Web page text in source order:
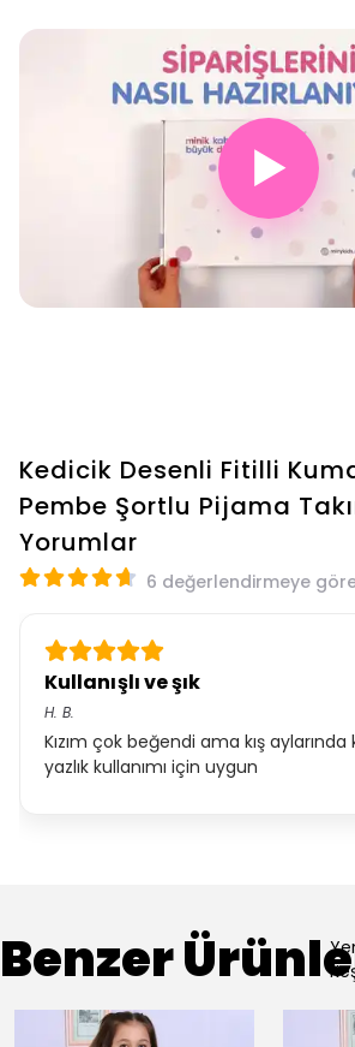
▶
Kedicik Desenli Fitilli
Pembe Şortlu Pijama
Yorumlar
6 değerlendirmeye
Kullanışlı ve şık
H. B.
Kızım çok beğendi ama kış aylarında
yazlık kullanımı için uygun
Benzer